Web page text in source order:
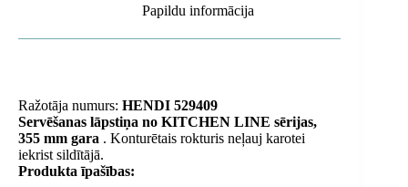
Papildu informācija
Ražotāja numurs: HENDI 529409
Servēšanas lāpstiņa no KITCHEN LINE sērijas,
355 mm gara . Konturētais rokturis neļauj karotei
iekrist sildītājā.
Produkta īpašības: